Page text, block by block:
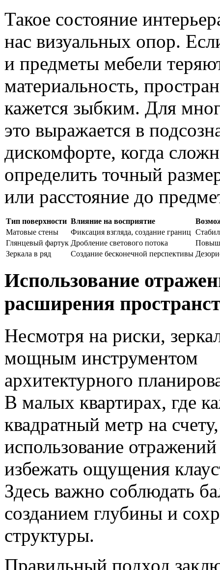
Такое состояние
нас визуальных опор.
и предметы мебели
материальность,
кажется зыбким. Для
это выражается в
дискомфорте, когда
определить точный
или расстояние до
Тип поверхности Влияние на восприятие
Матовые стены
Фиксация взгляда, создание границ
Глянцевый фартук Дробление светового потока
Зеркала в ряд
Создание бесконечной перспективы
Использование
расширения
Несмотря на риски,
мощным инструментом
архитектурного
В малых квартирах, где
квадратный метр на
использование
избежать ощущения
Здесь важно соблюдать
созданием глубины и
структуры.
Правильный подход